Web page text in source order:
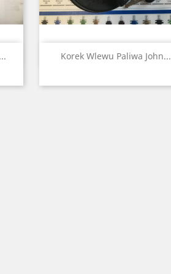
Korek Wlewu Paliwa John...
Szybki podgląd